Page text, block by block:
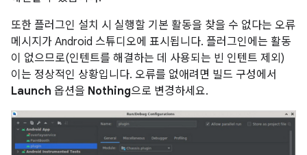
또한 플러그인 설치 시 실행할 기본 활동을 찾을 수 없다는 오류
메시지가 Android 스튜디오에 표시됩니다. 플러그인에는 활동
이 없으므로(인텐트를 해결하는 데 사용되는 빈 인텐트 제외)
이는 정상적인 상황입니다. 오류를 없애려면 빌드 구성에서
Launch 옵션을 Nothing으로 변경하세요.